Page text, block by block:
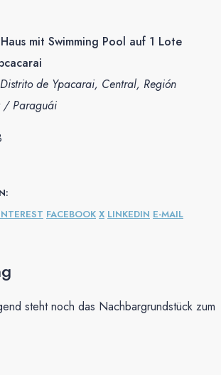
mit Swimming Pool auf 1 Lote
de Ypacarai, Central, Región
/ Paraguái
FACEBOOK X LINKEDIN E-MAIL
steht noch das Nachbargrundstück zum